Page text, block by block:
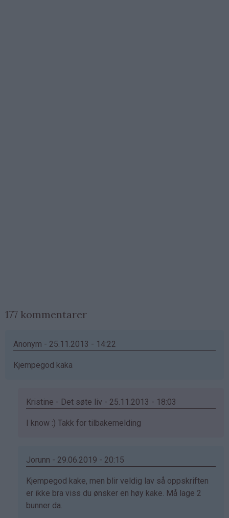
177 kommentarer
Anonym - 25.11.2013 - 14:22
Kjempegod kaka
Kristine - Det søte liv - 25.11.2013 - 18:03
Som
av
(ikke
bekreftet)
I know :) Takk for tilbakemelding
Jorunn - 29.06.2019 - 20:15
Som
svar
på
Kjempegod kake, men blir veldig lav så oppskriften
er ikke bra viss du ønsker en høy kake. Må lage 2
bunner da.